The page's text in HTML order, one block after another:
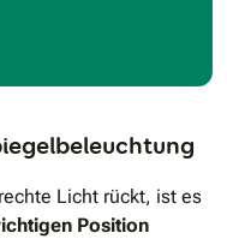
Licht rückt, ist es
Position